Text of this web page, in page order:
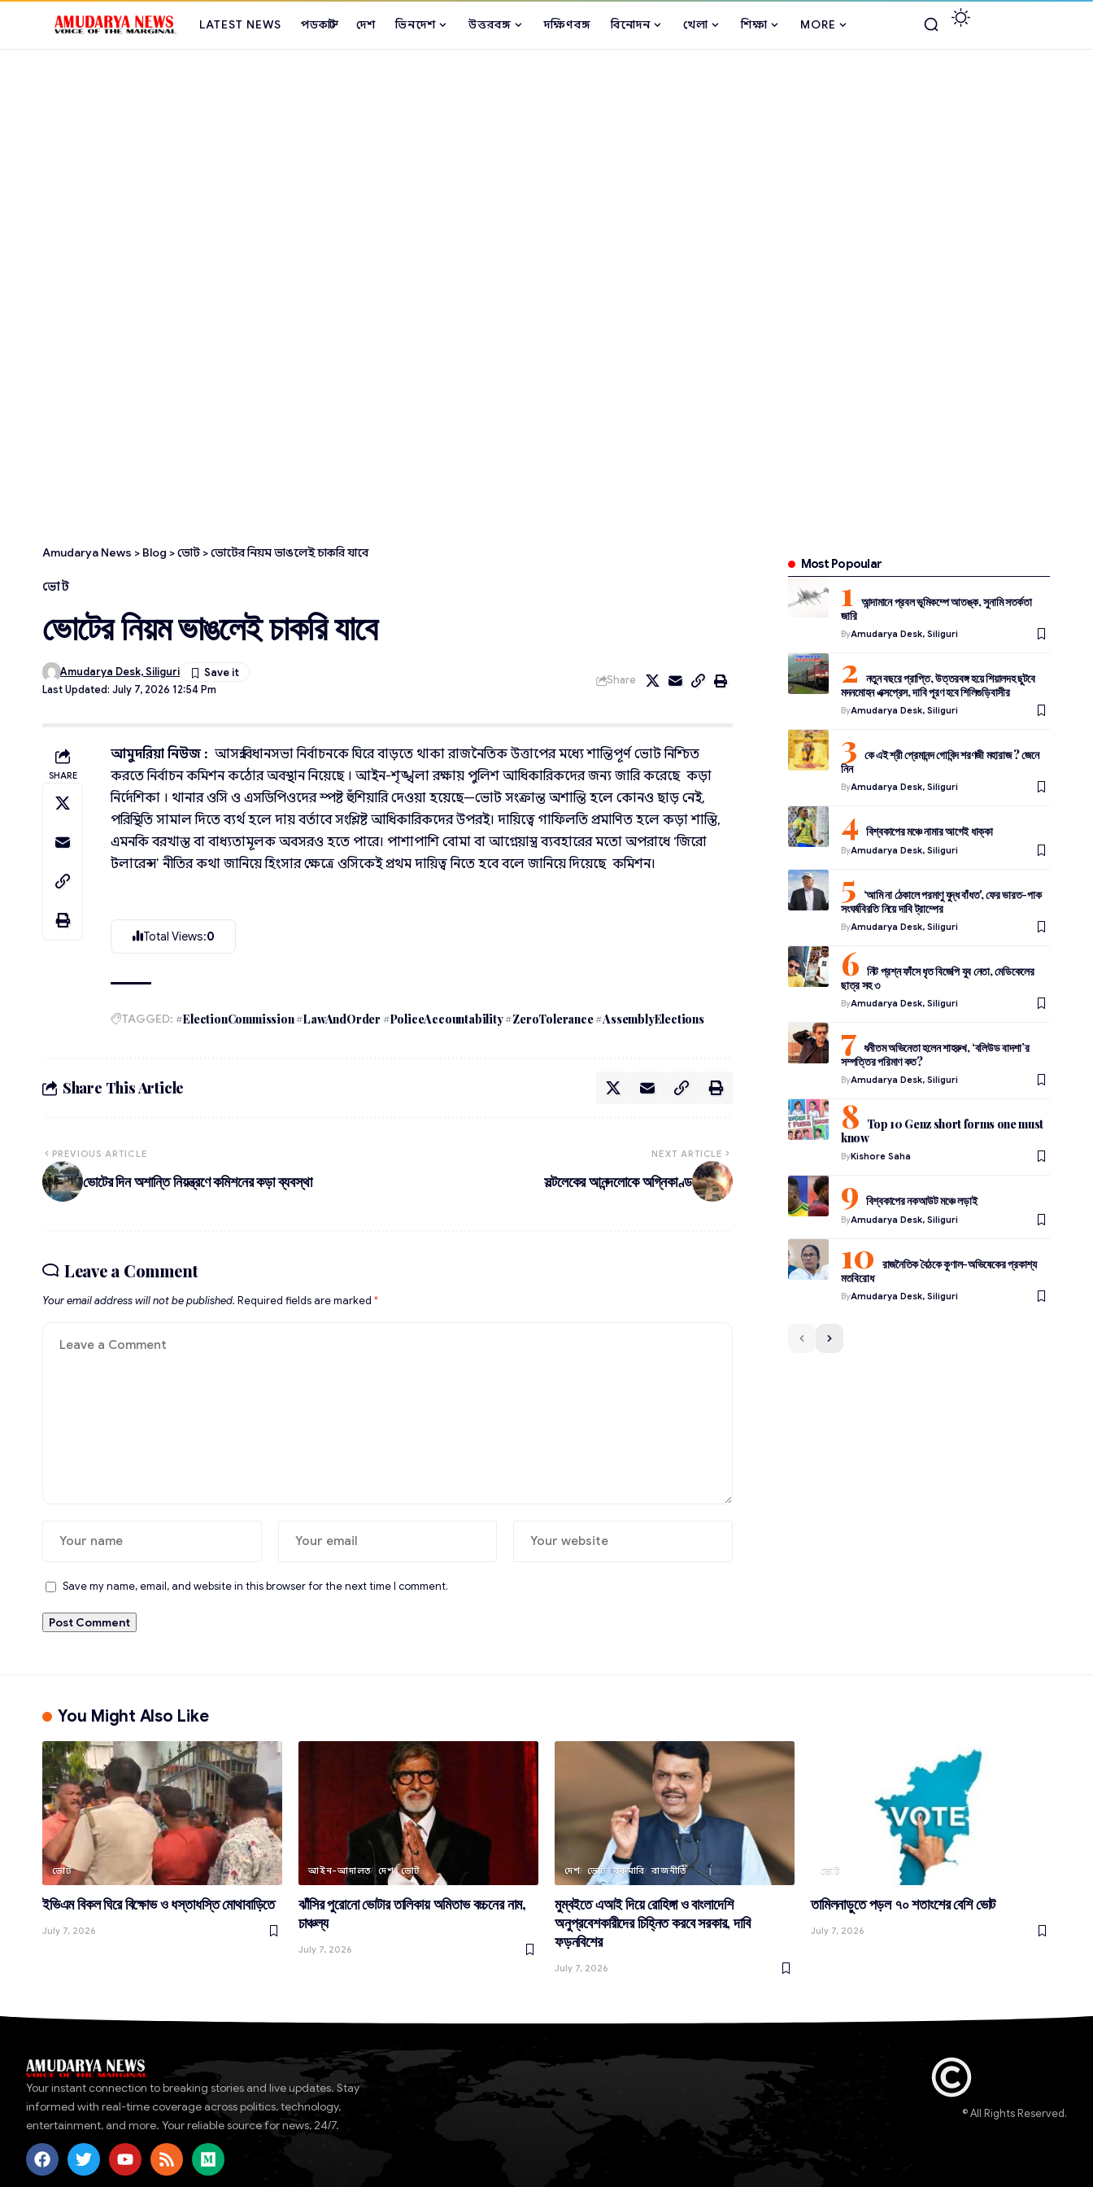
LATEST NEWS পডকাস্ট দেশ ভিনদেশ উত্তরবঙ্গ দক্ষিণবঙ্গ বিনোদন খেলা শিক্ষা MORE
Amudarya News > Blog >ভোট >ভোটের নিয়ম ভাঙলেই চাকরি যাবে
ভোট
ভোটের নিয়ম ভাঙলেই চাকরি যাবে
Last Updated: July 7, 2026 12:54 Pm
Amudarya Desk, Siliguri
Share
SHARE
আমুদরিয়া নিউজ : আসন্ন বিধানসভা নির্বাচনকে ঘিরে বাড়তে থাকা রাজনৈতিক উত্তাপের মধ্যে শান্তিপূর্ণ ভোট নিশ্চিত
করতে নির্বাচন কমিশন কঠোর অবস্থান নিয়েছে । আইন-শৃঙ্খলা রক্ষায় পুলিশ আধিকারিকদের জন্য জারি করেছে কড়া
নির্দেশিকা । থানার ওসি ও এসডিপিওদের স্পষ্ট হুঁশিয়ারি দেওয়া হয়েছে—ভোট সংক্রান্ত অশান্তি হলে কোনও ছাড় নেই,
পরিস্থিতি সামাল দিতে ব্যর্থ হলে দায় বর্তাবে সংশ্লিষ্ট আধিকারিকদের উপরই। দায়িত্বে গাফিলতি প্রমাণিত হলে কড়া শাস্তি,
এমনকি বরখাস্ত বা বাধ্যতামূলক অবসরও হতে পারে। পাশাপাশি বোমা বা আগ্নেয়াস্ত্র ব্যবহারের মতো অপরাধে ‘জিরো
টলারেন্স’ নীতির কথা জানিয়ে হিংসার ক্ষেত্রে ওসিকেই প্রথম দায়িত্ব নিতে হবে বলে জানিয়ে দিয়েছে কমিশন।
Total Views:0
TAGGED: #ElectionCommission #LawAndOrder #PoliceAccountability #ZeroTolerance #AssemblyElections
Share This Article
PREVIOUS ARTICLE
ভোটের দিন অশান্তি নিয়ন্ত্রণে কমিশনের কড়া ব্যবস্থা
NEXT ARTICLE
সল্টলেকের আনন্দলোকে অগ্নিকাণ্ড
Leave a Comment
Your email address will not be published. Required fields are marked *
Save my name, email, and website in this browser for the next time I comment.
Most Popoular
আন্দামানে প্রবল ভূমিকম্পে আতঙ্ক, সুনামি সতর্কতা
জারি
ByAmudarya Desk, Siliguri
নতুন বছরে প্রাপ্তি, উত্তরবঙ্গ হয়ে শিয়ালদহ ছুটবে
মদনমোহন এক্সপ্রেস, দাবি পূরণ হবে শিলিগুড়িবাসীর
ByAmudarya Desk, Siliguri
কে এই শ্রী প্রেমানন্দ গোবিন্দ শরণজী মহারাজ ? জেনে
নিন
ByAmudarya Desk, Siliguri
বিশ্বকাপের মঞ্চে নামার আগেই ধাক্কা
ByAmudarya Desk, Siliguri
‘আমি না ঠেকালে পরমাণু যুদ্ধ বাঁধত’, ফের ভারত-পাক
সংঘর্ষবিরতি নিয়ে দাবি ট্রাম্পের
ByAmudarya Desk, Siliguri
নিট প্রশ্ন ফাঁসে ধৃত বিজেপি যুব নেতা, মেডিকেলের
ছাত্র সহ ৩
ByAmudarya Desk, Siliguri
ধনীতম অভিনেতা হলেন শাহরুখ, ‘বলিউড বাদশা’র
সম্পত্তির পরিমাণ কত?
ByAmudarya Desk, Siliguri
Top 10 Genz short forms one must
know
ByKishore Saha
বিশ্বকাপের নকআউট মঞ্চে লড়াই
ByAmudarya Desk, Siliguri
রাজনৈতিক বৈঠকে কুণাল-অভিষেকের প্রকাশ্য
মতবিরোধ
ByAmudarya Desk, Siliguri
You Might Also Like
ভোট
ইভিএম বিকল ঘিরে বিক্ষোভ ও ধস্তাধস্তি মোথাবাড়িতে
July 7, 2026
আইন-আদালত দেশ ভোট
ঝাঁসির পুরোনো ভোটার তালিকায় অমিতাভ বচ্চনের নাম,
চাঞ্চল্য
July 7, 2026
দেশ ভোট রকমারি রাজনীতি
মুম্বইতে এআই দিয়ে রোহিঙ্গা ও বাংলাদেশি
অনুপ্রবেশকারীদের চিহ্নিত করবে সরকার, দাবি
ফড়নবিশের
July 7, 2026
ভোট
তামিলনাড়ুতে পড়ল ৭০ শতাংশের বেশি ভোট
July 7, 2026
Your instant connection to breaking stories and live updates. Stay
informed with real-time coverage across politics, technology,
entertainment, and more. Your reliable source for news, 24/7.
© All Rights Reserved.